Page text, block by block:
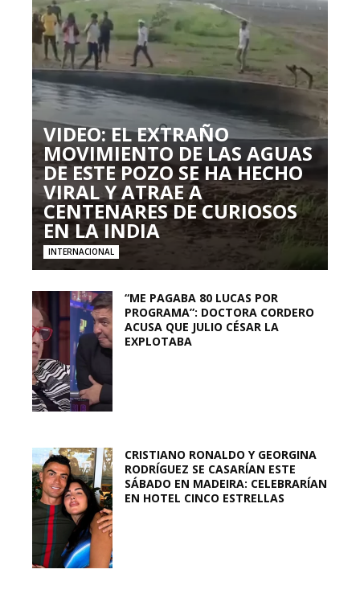
VIDEO: EL EXTRAÑO
MOVIMIENTO DE LAS AGUAS
DE ESTE POZO SE HA HECHO
VIRAL Y ATRAE A
CENTENARES DE CURIOSOS
EN LA INDIA
INTERNACIONAL
“ME PAGABA 80 LUCAS POR
PROGRAMA”: DOCTORA CORDERO
ACUSA QUE JULIO CÉSAR LA
EXPLOTABA
CRISTIANO RONALDO Y GEORGINA
RODRÍGUEZ SE CASARÍAN ESTE
SÁBADO EN MADEIRA: CELEBRARÍAN
EN HOTEL CINCO ESTRELLAS